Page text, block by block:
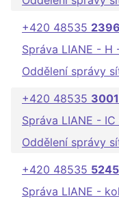
+420 48535 2396
Správa LIANE - H
Oddělení správy
+420 48535 3001
Správa LIANE -
Oddělení správy
+420 48535 5245
Správa LIANE -